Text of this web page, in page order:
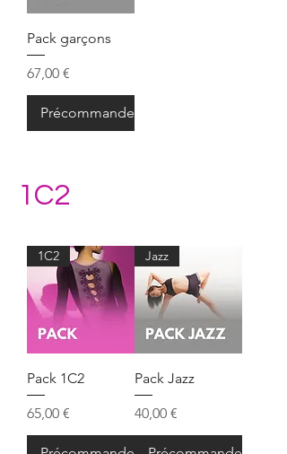
Pack garçons
Prix
67,00 €
Précommander
1C2
1C2
Pack 1C2
Prix
65,00 €
Jazz
Pack Jazz
Prix
40,00 €